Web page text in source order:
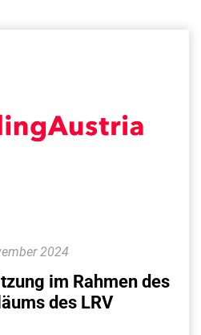
2024
im Rahmen des
des LRV